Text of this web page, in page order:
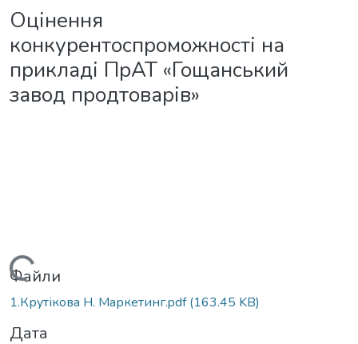
Оцінення
конкурентоспроможності на
прикладі ПрАТ «Гощанський
завод продтоварів»
Вантажиться...
Файли
1.Крутікова Н. Маркетинг.pdf(163.45 KB)
Дата